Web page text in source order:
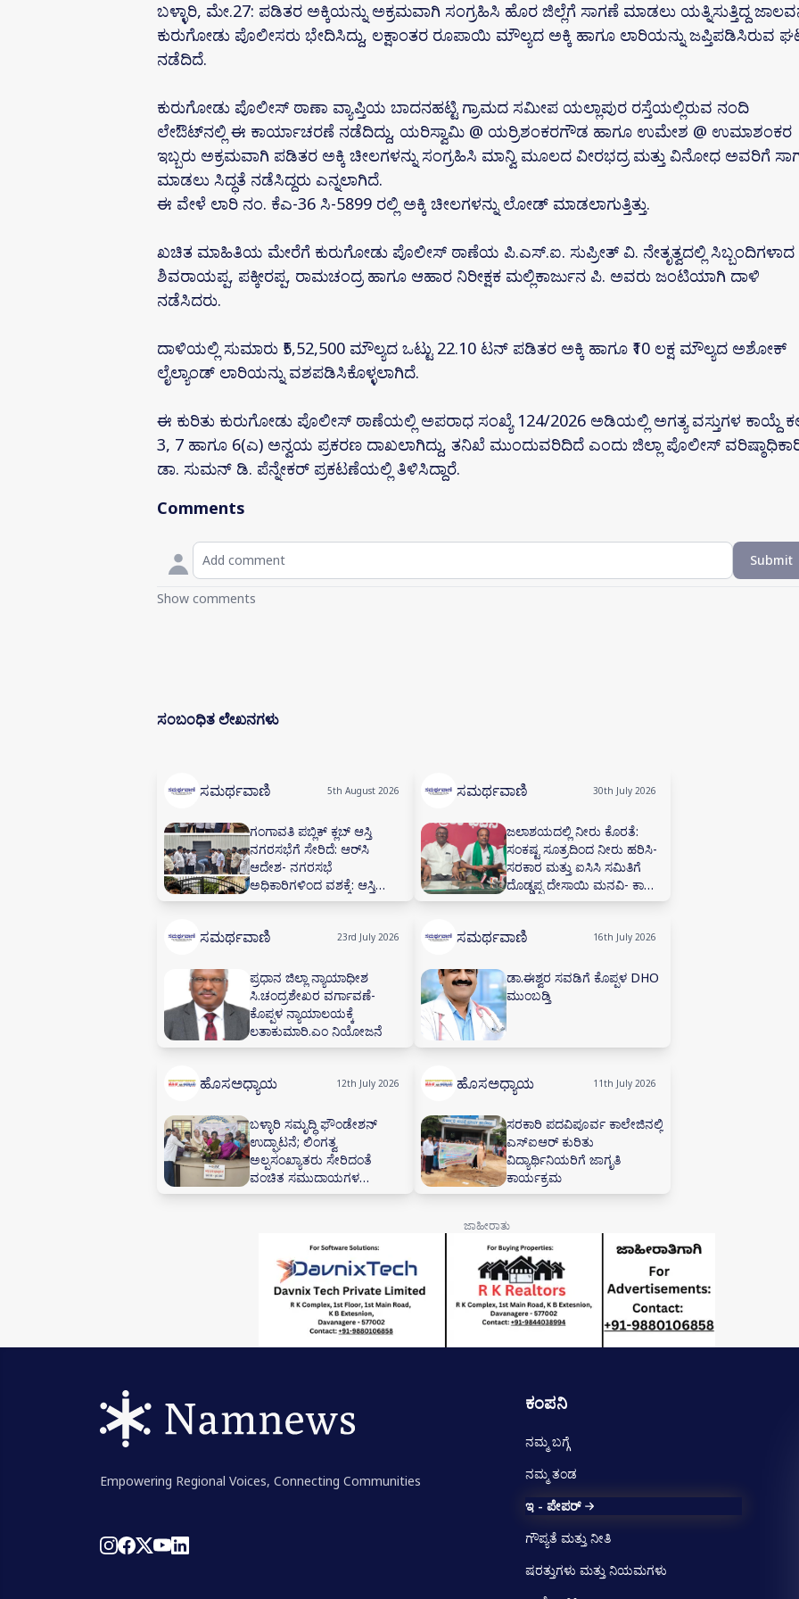
ಬಳ್ಳಾರಿ, ಮೇ.27: ಪಡಿತರ ಅಕ್ಕಿಯನ್ನು ಅಕ್ರಮವಾಗಿ ಸಂಗ್ರಹಿಸಿ ಹೊರ ಜಿಲ್ಲೆಗೆ ಸಾಗಣೆ ಮಾಡಲು ಯತ್ನಿಸುತ್ತಿದ್ದ
ಕುರುಗೋಡು ಪೊಲೀಸರು ಭೇದಿಸಿದ್ದು, ಲಕ್ಷಾಂತರ ರೂಪಾಯಿ ಮೌಲ್ಯದ ಅಕ್ಕಿ ಹಾಗೂ ಲಾರಿಯನ್ನು ಜಪ್ತಿಪಡಿಸಿರುವ
ನಡೆದಿದೆ.
ಕುರುಗೋಡು ಪೊಲೀಸ್ ಠಾಣಾ ವ್ಯಾಪ್ತಿಯ ಬಾದನಹಟ್ಟಿ ಗ್ರಾಮದ ಸಮೀಪ ಯಲ್ಲಾಪುರ ರಸ್ತೆಯಲ್ಲಿರುವ ನಂದಿ
ಲೇಔಟ್‌ನಲ್ಲಿ ಈ ಕಾರ್ಯಾಚರಣೆ ನಡೆದಿದ್ದು, ಯರಿಸ್ವಾಮಿ @ ಯರ್ರಿಶಂಕರಗೌಡ ಹಾಗೂ ಉಮೇಶ @ ಉಮಾಶಂಕರ
ಇಬ್ಬರು ಅಕ್ರಮವಾಗಿ ಪಡಿತರ ಅಕ್ಕಿ ಚೀಲಗಳನ್ನು ಸಂಗ್ರಹಿಸಿ ಮಾನ್ವಿ ಮೂಲದ ವೀರಭದ್ರ ಮತ್ತು ವಿನೋಧ ಅವರಿಗೆ
ಮಾಡಲು ಸಿದ್ಧತೆ ನಡೆಸಿದ್ದರು ಎನ್ನಲಾಗಿದೆ.
ಈ ವೇಳೆ ಲಾರಿ ನಂ. ಕೆಎ-36 ಸಿ-5899 ರಲ್ಲಿ ಅಕ್ಕಿ ಚೀಲಗಳನ್ನು ಲೋಡ್ ಮಾಡಲಾಗುತ್ತಿತ್ತು.
ಖಚಿತ ಮಾಹಿತಿಯ ಮೇರೆಗೆ ಕುರುಗೋಡು ಪೊಲೀಸ್ ಠಾಣೆಯ ಪಿ.ಎಸ್.ಐ. ಸುಪ್ರೀತ್ ವಿ. ನೇತೃತ್ವದಲ್ಲಿ ಸಿಬ್ಬಂದಿಗಳಾದ
ಶಿವರಾಯಪ್ಪ, ಪಕ್ಕೀರಪ್ಪ, ರಾಮಚಂದ್ರ ಹಾಗೂ ಆಹಾರ ನಿರೀಕ್ಷಕ ಮಲ್ಲಿಕಾರ್ಜುನ ಪಿ. ಅವರು ಜಂಟಿಯಾಗಿ ದಾಳಿ
ನಡೆಸಿದರು.
ದಾಳಿಯಲ್ಲಿ ಸುಮಾರು ₹5,52,500 ಮೌಲ್ಯದ ಒಟ್ಟು 22.10 ಟನ್ ಪಡಿತರ ಅಕ್ಕಿ ಹಾಗೂ ₹10 ಲಕ್ಷ ಮೌಲ್ಯದ ಅಶೋಕ್
ಲೈಲ್ಯಾಂಡ್ ಲಾರಿಯನ್ನು ವಶಪಡಿಸಿಕೊಳ್ಳಲಾಗಿದೆ.
ಈ ಕುರಿತು ಕುರುಗೋಡು ಪೊಲೀಸ್ ಠಾಣೆಯಲ್ಲಿ ಅಪರಾಧ ಸಂಖ್ಯೆ 124/2026 ಅಡಿಯಲ್ಲಿ ಅಗತ್ಯ ವಸ್ತುಗಳ ಕಾಯ್ದೆ
3, 7 ಹಾಗೂ 6(ಎ) ಅನ್ವಯ ಪ್ರಕರಣ ದಾಖಲಾಗಿದ್ದು, ತನಿಖೆ ಮುಂದುವರಿದಿದೆ ಎಂದು ಜಿಲ್ಲಾ ಪೊಲೀಸ್
ಡಾ. ಸುಮನ್ ಡಿ. ಪೆನ್ನೇಕರ್ ಪ್ರಕಟಣೆಯಲ್ಲಿ ತಿಳಿಸಿದ್ದಾರೆ.
Comments
Submit
Show comments
ಸಂಬಂಧಿತ ಲೇಖನಗಳು
ಸಮರ್ಥವಾಣಿ 5th August 2026
ಗಂಗಾವತಿ ಪಬ್ಲಿಕ್ ಕ್ಲಬ್ ಆಸ್ತಿ
ನಗರಸಭೆಗೆ ಸೇರಿದೆ: ಆರ್‌ಸಿ
ಆದೇಶ- ನಗರಸಭೆ
ಅಧಿಕಾರಿಗಳಿಂದ ವಶಕ್ಕೆ: ಆಸ್ತಿ
ಮುಟ್ಟುಗೋಲು- 60 ವರ್ಷಗಳ
ಮತ್ತು ಮಳಿಗೆಗಳಿಗೆ ಬೀಗ
ಸಮರ್ಥವಾಣಿ 30th July 2026
ಜಲಾಶಯದಲ್ಲಿ ನೀರು ಕೊರತೆ:
ಸಂಕಷ್ಟ ಸೂತ್ರದಿಂದ ನೀರು ಹರಿಸಿ-
ಸರಕಾರ ಮತ್ತು ಐಸಿಸಿ ಸಮಿತಿಗೆ
ದೊಡ್ಡಪ್ಪ ದೇಸಾಯಿ ಮನವಿ- ಕಾಡಾ
ಕಚೇರಿಯಲ್ಲಿ ನೀರಾವರಿ ಸಲಹಾ
ಸಮರ್ಥವಾಣಿ 23rd July 2026
ಪ್ರಧಾನ ಜಿಲ್ಲಾ ನ್ಯಾಯಾಧೀಶ
ಸಿ.ಚಂದ್ರಶೇಖರ ವರ್ಗಾವಣೆ-
ಕೊಪ್ಪಳ ನ್ಯಾಯಾಲಯಕ್ಕೆ
ಲತಾಕುಮಾರಿ.ಎಂ ನಿಯೋಜನೆ
ಸಮರ್ಥವಾಣಿ 16th July 2026
ಡಾ.ಈಶ್ವರ ಸವಡಿಗೆ ಕೊಪ್ಪಳ DHO
ಮುಂಬಡ್ತಿ
ಹೊಸಅಧ್ಯಾಯ 12th July 2026
ಬಳ್ಳಾರಿ ಸಮೃದ್ಧಿ ಫೌಂಡೇಶನ್
ಉದ್ಘಾಟನೆ; ಲಿಂಗತ್ವ
ಅಲ್ಪಸಂಖ್ಯಾತರು ಸೇರಿದಂತೆ
ವಂಚಿತ ಸಮುದಾಯಗಳ
ಸಬಲೀಕರಣಕ್ಕೆ ಸಂಕಲ್ಪ
ಹೊಸಅಧ್ಯಾಯ 11th July 2026
ಸರಕಾರಿ ಪದವಿಪೂರ್ವ ಕಾಲೇಜಿನಲ್ಲಿ
ಎಸ್‌ಐಆರ್ ಕುರಿತು
ವಿದ್ಯಾರ್ಥಿನಿಯರಿಗೆ ಜಾಗೃತಿ
ಕಾರ್ಯಕ್ರಮ
Empowering Regional Voices, Connecting Communities
ಕಂಪನಿ
ನಮ್ಮ ಬಗ್ಗೆ
ನಮ್ಮ ತಂಡ
ಇ - ಪೇಪರ್
ಗೌಪ್ಯತೆ ಮತ್ತು ನೀತಿ
ಷರತ್ತುಗಳು ಮತ್ತು ನಿಯಮಗಳು